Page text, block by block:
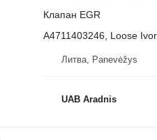
Клапан EGR
A4711403246, Loose
Литва, Panevėžys
UAB Aradnis